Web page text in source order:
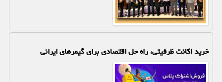
خرید اکانت ظرفیتی، راه حل اقتصادی برای گیمرهای ایرانی